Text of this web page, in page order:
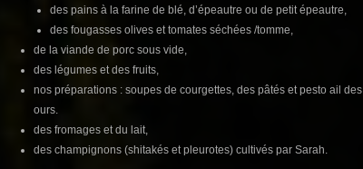
des pains à la farine de blé, d’épeautre ou de petit épeautre,
des fougasses olives et tomates séchées /tomme,
de la viande de porc sous vide,
des légumes et des fruits,
nos préparations : soupes de courgettes, des pâtés et pesto ail des
ours.
des fromages et du lait,
des champignons (shitakés et pleurotes) cultivés par Sarah.